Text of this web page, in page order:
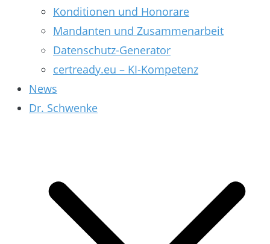
Konditionen und Honorare
Mandanten und Zusammenarbeit
Datenschutz-Generator
certready.eu – KI-Kompetenz
News
Dr. Schwenke